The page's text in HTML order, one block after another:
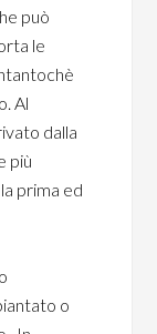
può
le
Al
dalla
più
prima ed
o